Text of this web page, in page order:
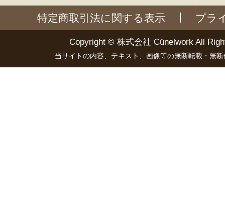
特定商取引法に関する表示 プラ
Copyright © 株式会社 Cünelwork All
当サイトの内容、テキスト、画像等の無断転載・無